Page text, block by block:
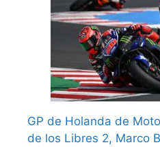
GP de Holanda de
de los Libres 2, Marco